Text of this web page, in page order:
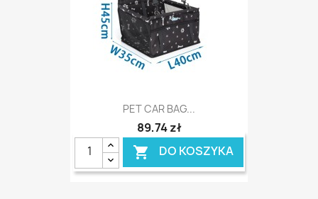
PET CAR BAG...
89,74 zł
 DO KOSZYKA